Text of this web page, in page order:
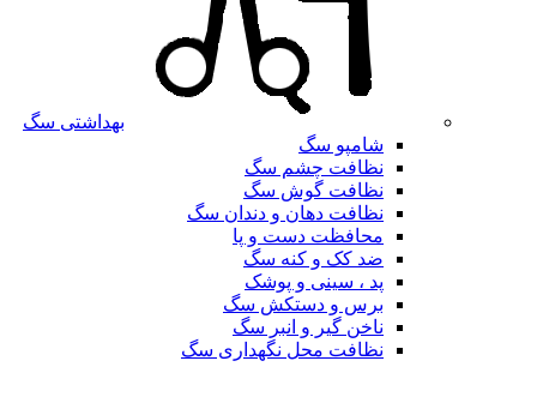
بهداشتی سگ
شامپو سگ
نظافت چشم سگ
نظافت گوش سگ
نظافت دهان و دندان سگ
محافظت دست و پا
ضد کک و کنه سگ
پد ، سینی و پوشک
برس و دستکش سگ
ناخن گیر و انبر سگ
نظافت محل نگهداری سگ